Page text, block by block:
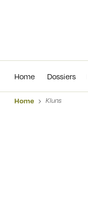
Home Dossiers
Home Kluns